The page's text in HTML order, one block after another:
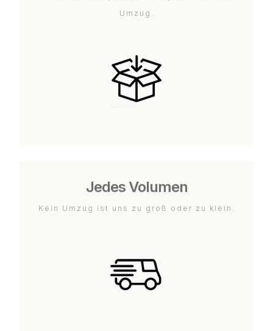
Umzug.
Jedes Volumen
Kein Umzug ist uns zu groß oder zu klein.